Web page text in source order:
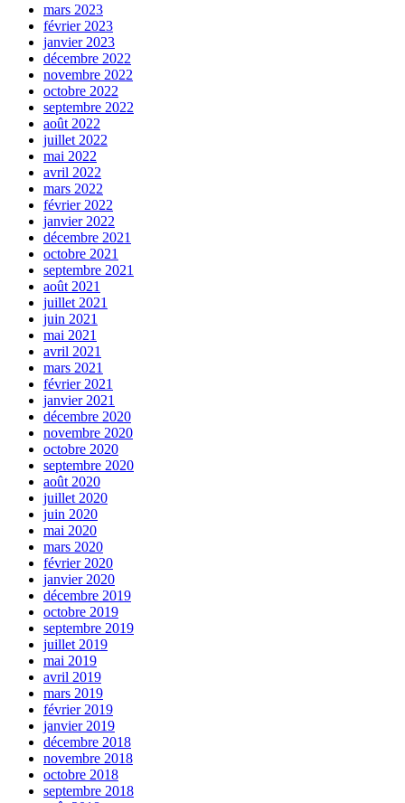
mars 2023
février 2023
janvier 2023
décembre 2022
novembre 2022
octobre 2022
septembre 2022
août 2022
juillet 2022
mai 2022
avril 2022
mars 2022
février 2022
janvier 2022
décembre 2021
octobre 2021
septembre 2021
août 2021
juillet 2021
juin 2021
mai 2021
avril 2021
mars 2021
février 2021
janvier 2021
décembre 2020
novembre 2020
octobre 2020
septembre 2020
août 2020
juillet 2020
juin 2020
mai 2020
mars 2020
février 2020
janvier 2020
décembre 2019
octobre 2019
septembre 2019
juillet 2019
mai 2019
avril 2019
mars 2019
février 2019
janvier 2019
décembre 2018
novembre 2018
octobre 2018
septembre 2018